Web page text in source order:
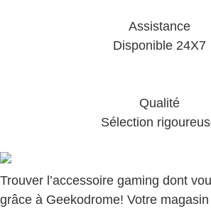
Assistance
Disponible 24X7
Qualité
Sélection
Trouver l’accessoire gaming dont
grâce à Geekodrome! Votre